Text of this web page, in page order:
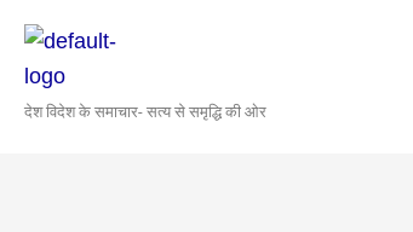
content
देश विदेश के समाचार- सत्य से समृद्धि की ओर
navigation